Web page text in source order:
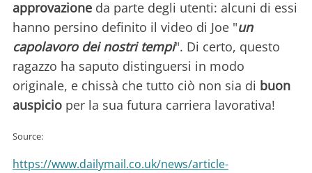
approvazione da parte degli utenti: alcuni di essi
hanno persino definito il video di Joe "un
capolavoro dei nostri tempi". Di certo, questo
ragazzo ha saputo distinguersi in modo
originale, e chissà che tutto ciò non sia di buon
auspicio per la sua futura carriera lavorativa!
Source:
https://www.dailymail.co.uk/news/article-